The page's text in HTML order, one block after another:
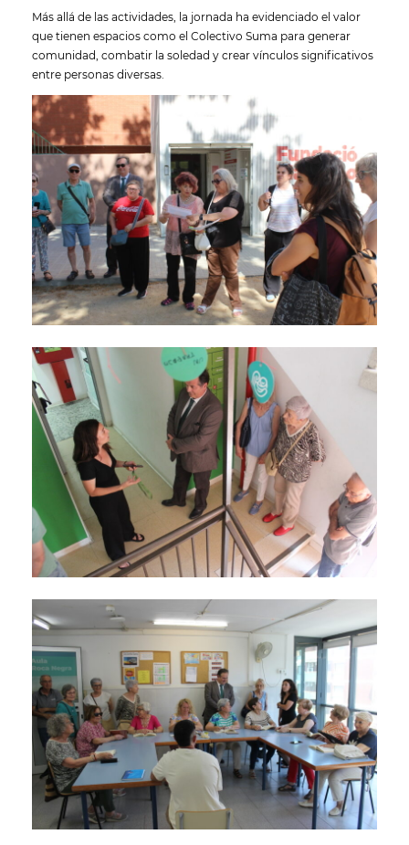
Más allá de las actividades, la jornada ha evidenciado el valor
que tienen espacios como el Colectivo Suma para generar
comunidad, combatir la soledad y crear vínculos significativos
entre personas diversas.